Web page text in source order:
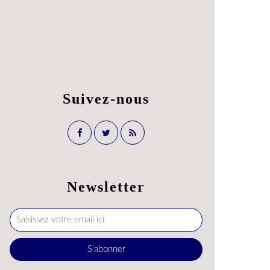
Newsletter
Suivez-nous